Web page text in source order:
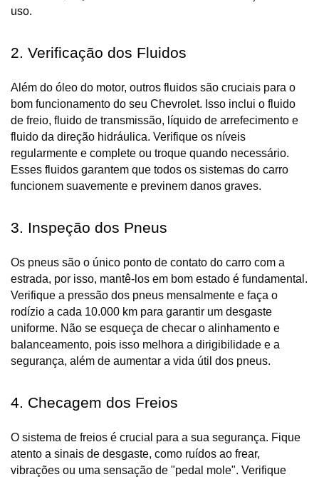
uso.
2. Verificação dos Fluidos
Além do óleo do motor, outros fluidos são cruciais para o
bom funcionamento do seu Chevrolet. Isso inclui o fluido
de freio, fluido de transmissão, líquido de arrefecimento e
fluido da direção hidráulica. Verifique os níveis
regularmente e complete ou troque quando necessário.
Esses fluidos garantem que todos os sistemas do carro
funcionem suavemente e previnem danos graves.
3. Inspeção dos Pneus
Os pneus são o único ponto de contato do carro com a
estrada, por isso, mantê-los em bom estado é fundamental.
Verifique a pressão dos pneus mensalmente e faça o
rodízio a cada 10.000 km para garantir um desgaste
uniforme. Não se esqueça de checar o alinhamento e
balanceamento, pois isso melhora a dirigibilidade e a
segurança, além de aumentar a vida útil dos pneus.
4. Checagem dos Freios
O sistema de freios é crucial para a sua segurança. Fique
atento a sinais de desgaste, como ruídos ao frear,
vibrações ou uma sensação de "pedal mole". Verifique